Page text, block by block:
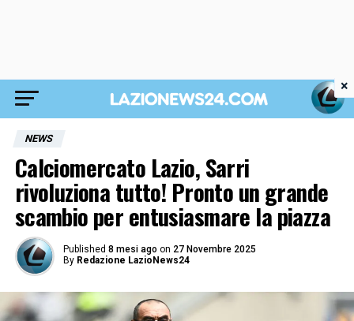
NEWS
Calciomercato Lazio, Sarri
rivoluziona tutto! Pronto un grande
scambio per entusiasmare la piazza
Published 8 mesi ago on 27 Novembre 2025
By Redazione LazioNews24
×